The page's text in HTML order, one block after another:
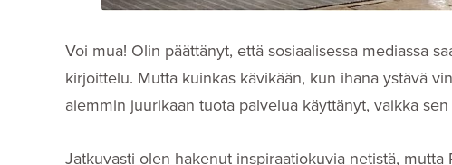
Voi mua! Olin päättänyt, että sosiaalisessa mediassa
kirjoittelu. Mutta kuinkas kävikään, kun ihana ystävä
aiemmin juurikaan tuota palvelua käyttänyt, vaikka
Jatkuvasti olen hakenut inspiraatiokuvia netistä,